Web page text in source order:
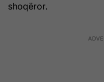
shoqëror.